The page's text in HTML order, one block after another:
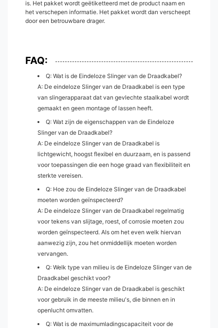
is. Het pakket wordt geëtiketteerd met de product naam en
het verschepen informatie. Het pakket wordt dan verscheept
door een betrouwbare drager.
FAQ:
Q: Wat is de Eindeloze Slinger van de Draadkabel?
A: De eindeloze Slinger van de Draadkabel is een type
van slingerapparaat dat van gevlechte staalkabel wordt
gemaakt en geen montage of lassen heeft.
Q: Wat zijn de eigenschappen van de Eindeloze
Slinger van de Draadkabel?
A: De eindeloze Slinger van de Draadkabel is
lichtgewicht, hoogst flexibel en duurzaam, en is passend
voor toepassingen die een hoge graad van flexibiliteit en
sterkte vereisen.
Q: Hoe zou de Eindeloze Slinger van de Draadkabel
moeten worden geïnspecteerd?
A: De eindeloze Slinger van de Draadkabel regelmatig
voor tekens van slijtage, roest, of corrosie moeten zou
worden geïnspecteerd. Als om het even welk hiervan
aanwezig zijn, zou het onmiddellijk moeten worden
vervangen.
Q: Welk type van milieu is de Eindeloze Slinger van de
Draadkabel geschikt voor?
A: De eindeloze Slinger van de Draadkabel is geschikt
voor gebruik in de meeste milieu's, die binnen en in
openlucht omvatten.
Q: Wat is de maximumladingscapaciteit voor de